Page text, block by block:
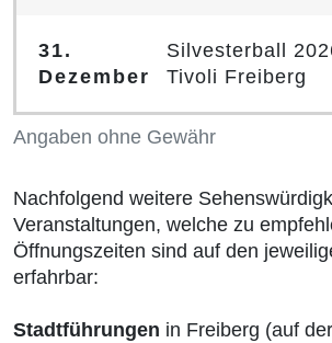
Angaben ohne Gewähr
31.
Dezember
Silvesterball
Tivoli Freiberg
Nachfolgend weitere
Veranstaltungen, welche zu
Öffnungszeiten sind auf den
erfahrbar:
Stadtführungen in Freiberg (auf